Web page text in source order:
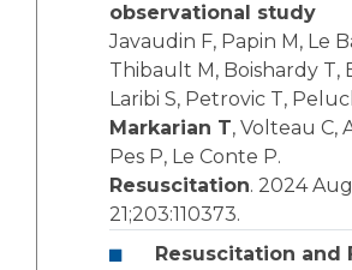
observational study
Javaudin F, Papin M, Le
Thibault M, Boishardy T,
Laribi S, Petrovic T,
Markarian T, Volteau C,
Pes P, Le Conte P.
Resuscitation. 2024 Aug
21;203:110373.
Resuscitation and